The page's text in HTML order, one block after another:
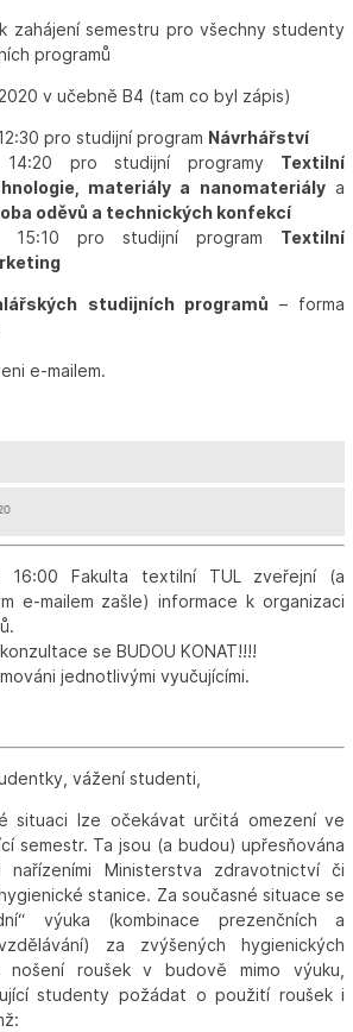
zahájení semestru pro všechny studenty
programů
v učebně B4 (tam co byl zápis)
pro studijní program Návrhářství
pro studijní programy Textilní
materiály a nanomateriálya
oděvů a technických konfekcí
pro studijní program Textilní
studijních programů – forma
e-mailem.
16:00 Fakulta textilní TUL zveřejní (a
e-mailem zašle) informace k organizaci
se BUDOU KONAT!!!!
jednotlivými vyučujícími.
vážení studenti,
situaci lze očekávat určitá omezení ve
semestr. Ta jsou (a budou) upřesňována
nařízeními Ministerstva zdravotnictví či
stanice. Za současné situace se
výuka (kombinace prezenčních a
za zvýšených hygienických
nošení roušek v budově mimo výuku,
studenty požádat o použití roušek i